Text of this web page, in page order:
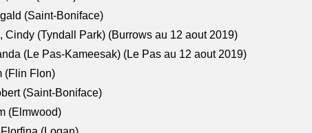
(Saint-Boniface)
Cindy (Tyndall Park) (Burrows au 12 aout 2019)
(Le Pas-Kameesak) (Le Pas au 12 aout 2019)
(Flin Flon)
(Saint-Boniface)
(Elmwood)